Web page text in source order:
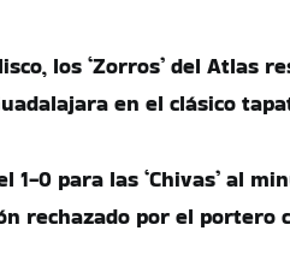
los ‘Zorros’ del Atlas
en el clásico
1-0 para las ‘Chivas’ al
rechazado por el portero